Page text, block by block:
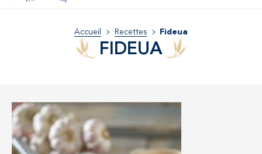
Accueil Recettes Fideua
FIDEUA